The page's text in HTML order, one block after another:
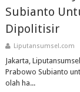
Subianto
Dipolitisir
Liputansumsel.com
Jakarta,
Prabowo Subianto
olah ha...